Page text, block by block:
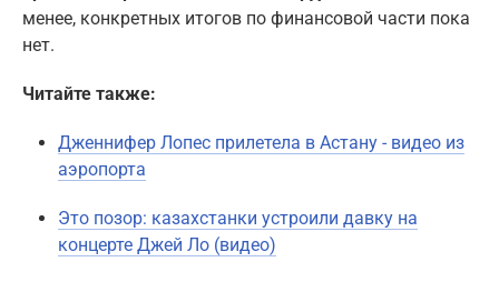
менее, конкретных итогов по финансовой части пока
нет.
Читайте также:
Дженнифер Лопес прилетела в Астану - видео из
аэропорта
Это позор: казахстанки устроили давку на
концерте Джей Ло (видео)